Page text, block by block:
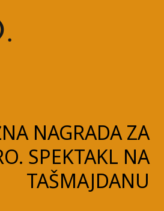
NAGRADA ZA
SPEKTAKL NA
TAŠMAJDANU